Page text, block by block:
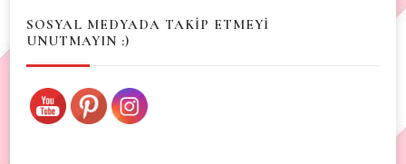
SOSYAL MEDYADA TAKİP ETMEYİ
UNUTMAYIN :)